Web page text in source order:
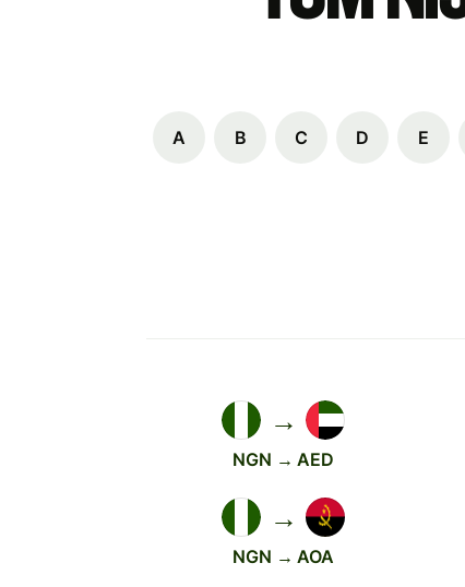
A B C D E
→
NGN → AED
→
NGN → AOA